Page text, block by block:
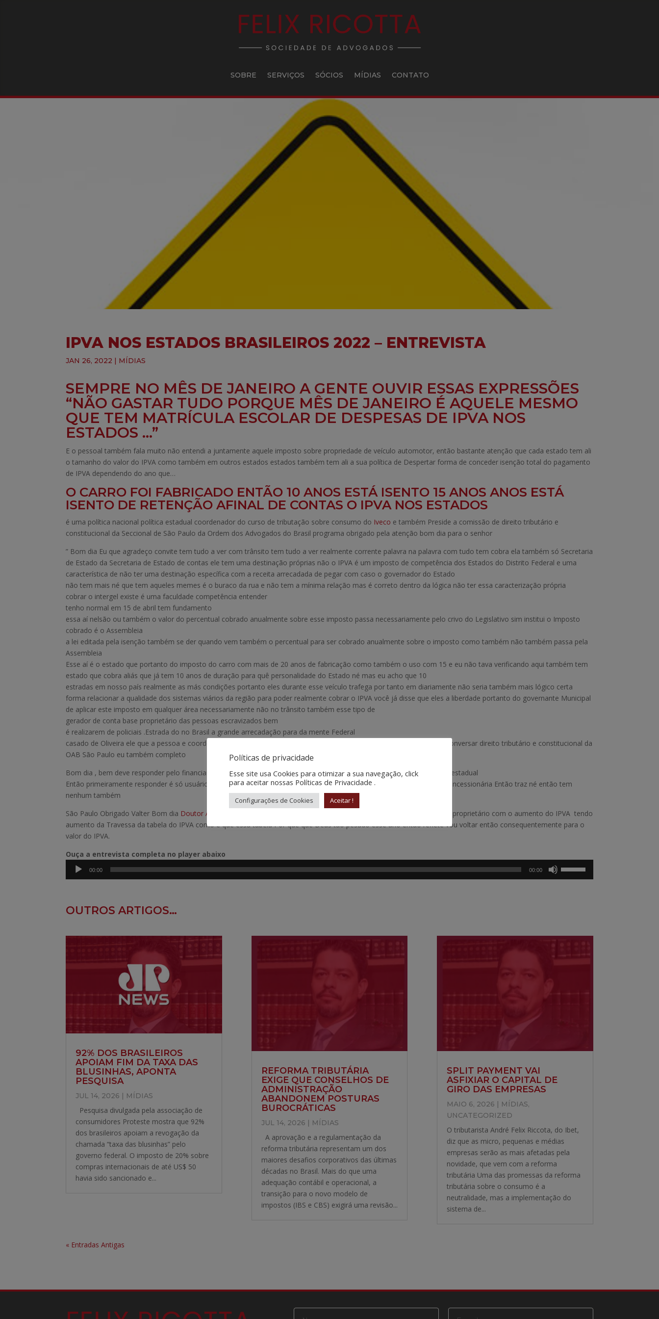
SOBRE SERVIÇOS SÓCIOS MÍDIAS CONTATO
IPVA NOS ESTADOS BRASILEIROS 2022 – ENTREVISTA
JAN 26, 2022 | MÍDIAS
SEMPRE NO MÊS DE JANEIRO A GENTE OUVIR ESSAS EXPRESSÕES
“NÃO GASTAR TUDO PORQUE MÊS DE JANEIRO É AQUELE MESMO
QUE TEM MATRÍCULA ESCOLAR DE DESPESAS DE IPVA NOS
ESTADOS …”
E o pessoal também fala muito não entendi a juntamente aquele imposto sobre propriedade de veículo automotor, então bastante atenção que cada estado tem ali
o tamanho do valor do IPVA como também em outros estados estados também tem ali a sua política de Despertar forma de conceder isenção total do pagamento
de IPVA dependendo do ano que…
O CARRO FOI FABRICADO ENTÃO 10 ANOS ESTÁ ISENTO 15 ANOS ANOS ESTÁ
ISENTO DE RETENÇÃO AFINAL DE CONTAS O IPVA NOS ESTADOS
é uma política nacional política estadual coordenador do curso de tributação sobre consumo do Iveco e também Preside a comissão de direito tributário e
constitucional da Seccional de São Paulo da Ordem dos Advogados do Brasil programa obrigado pela atenção bom dia para o senhor
” Bom dia Eu que agradeço convite tem tudo a ver com trânsito tem tudo a ver realmente corrente palavra na palavra com tudo tem cobra ela também só Secretaria
de Estado da Secretaria de Estado de contas ele tem uma destinação próprias não o IPVA é um imposto de competência dos Estados do Distrito Federal e uma
característica de não ter uma destinação específica com a receita arrecadada de pegar com caso o governador do Estado
não tem mais né que tem aqueles memes é o buraco da rua e não tem a mínima relação mas é correto dentro da lógica não ter essa caracterização própria
cobrar o intergel existe é uma faculdade competência entender
tenho normal em 15 de abril tem fundamento
essa aí nelsão ou também o valor do percentual cobrado anualmente sobre esse imposto passa necessariamente pelo crivo do Legislativo sim institui o Imposto
cobrado é o Assembleia
a lei editada pela isenção também se der quando vem também o percentual para ser cobrado anualmente sobre o imposto como também não também passa pela
Assembleia
Esse aí é o estado que portanto do imposto do carro com mais de 20 anos de fabricação como também o uso com 15 e eu não tava verificando aqui também tem
estado que cobra aliás que já tem 10 anos de duração para quê personalidade do Estado né mas eu acho que 10
estradas em nosso país realmente as más condições portanto eles durante esse veículo trafega por tanto em diariamente não seria também mais lógico certa
forma relacionar a qualidade dos sistemas viários da região para poder realmente cobrar o IPVA você já disse que eles a liberdade portanto do governante Municipal
de aplicar este imposto em qualquer área necessariamente não no trânsito também esse tipo de
gerador de conta base proprietário das pessoas escravizados bem
é realizarem de policiais .Estrada do no Brasil a grande arrecadação para da mente Federal
casado de Oliveira ele que a pessoa e coordenador do curso de tributação sobre consumo do impede também precisa conversar direito tributário e constitucional da
OAB São Paulo eu também completo
Bom dia , bem deve responder pelo financiamento das estradas primeiramente da estrada por Federal federal deputado estadual
Então primeiramente responder é só usuários porém não sei Aí eu não sei nem quando tem um pedágio tem pão tem concessionária Então traz né então tem
nenhum também
São Paulo Obrigado Valter Bom dia Doutor André
aqui em São Paulo, Doutor seu deve tá sabendo muita reclamação do proprietário com o aumento do IPVA tendo
aumento da Travessa da tabela do IPVA como é que essa tabela Por que que Deus tão pesado esse ano então reflete vou voltar então consequentemente para o
valor do IPVA.
Ouça a entrevista completa no player abaixo
Tocador
00:00 00:00
OUTROS ARTIGOS…
92% DOS BRASILEIROS
APOIAM FIM DA TAXA DAS
BLUSINHAS, APONTA
PESQUISA
JUL 14, 2026 MÍDIAS
Pesquisa divulgada pela associação de
consumidores Proteste mostra que 92%
dos brasileiros apoiam a revogação da
chamada “taxa das blusinhas” pelo
governo federal. O imposto de 20% sobre
compras internacionais de até US$ 50
havia sido sancionado e...
REFORMA TRIBUTÁRIA
EXIGE QUE CONSELHOS DE
ADMINISTRAÇÃO
ABANDONEM POSTURAS
BUROCRÁTICAS
JUL 14, 2026 | MÍDIAS
A aprovação e a regulamentação da
reforma tributária representam um dos
maiores desafios corporativos das últimas
décadas no Brasil. Mais do que uma
adequação contábil e operacional, a
transição para o novo modelo de
impostos (IBS e CBS) exigirá uma revisão...
SPLIT PAYMENT VAI
ASFIXIAR O CAPITAL DE
GIRO DAS EMPRESAS
MAIO 6, 2026 | MÍDIAS,
UNCATEGORIZED
O tributarista André Felix Riccota, do Ibet,
diz que as micro, pequenas e médias
empresas serão as mais afetadas pela
novidade, que vem com a reforma
tributária Uma das promessas da reforma
tributária sobre o consumo é a
neutralidade, mas a implementação do
sistema de...
« Entradas Antigas
Políticas de privacidade
Esse site usa Cookies para otimizar a sua navegação, click
para aceitar nossas Políticas de Privacidade .
Configurações de Cookies Aceitar !